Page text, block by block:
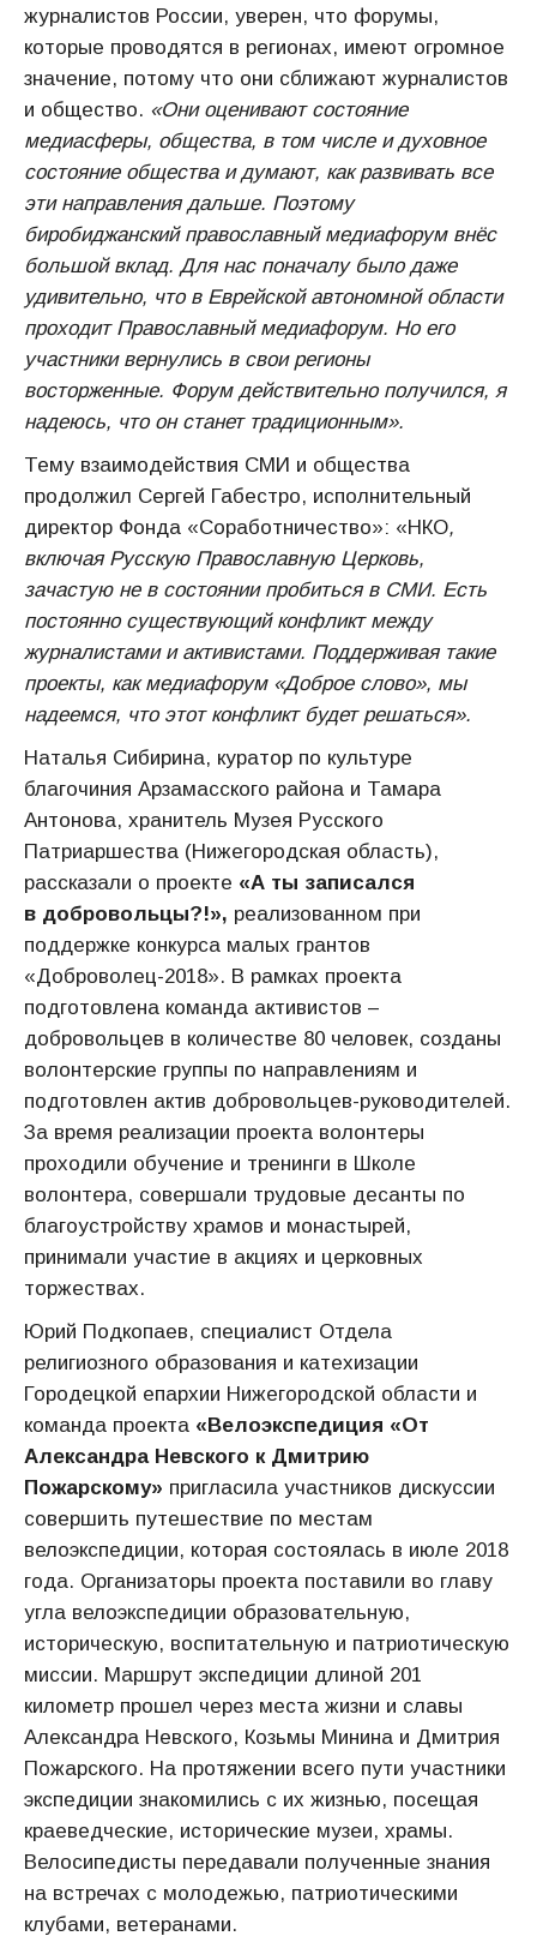
журналистов России, уверен, что форумы,
которые проводятся в регионах, имеют огромное
значение, потому что они сближают журналистов
и общество. «Они оценивают состояние
медиасферы, общества, в том числе и духовное
состояние общества и думают, как развивать все
эти направления дальше. Поэтому
биробиджанский православный медиафорум внёс
большой вклад. Для нас поначалу было даже
удивительно, что в Еврейской автономной области
проходит Православный медиафорум. Но его
участники вернулись в свои регионы
восторженные. Форум действительно получился, я
надеюсь, что он станет традиционным».
Тему взаимодействия СМИ и общества
продолжил Сергей Габестро, исполнительный
директор Фонда «Соработничество»: «НКО,
включая Русскую Православную Церковь,
зачастую не в состоянии пробиться в СМИ. Есть
постоянно существующий конфликт между
журналистами и активистами. Поддерживая такие
проекты, как медиафорум «Доброе слово», мы
надеемся, что этот конфликт будет решаться».
Наталья Сибирина, куратор по культуре
благочиния Арзамасского района и Тамара
Антонова, хранитель Музея Русского
Патриаршества (Нижегородская область),
рассказали о проекте «А ты записался
в добровольцы?!», реализованном при
поддержке конкурса малых грантов
«Доброволец-2018». В рамках проекта
подготовлена команда активистов –
добровольцев в количестве 80 человек, созданы
волонтерские группы по направлениям и
подготовлен актив добровольцев-руководителей.
За время реализации проекта волонтеры
проходили обучение и тренинги в Школе
волонтера, совершали трудовые десанты по
благоустройству храмов и монастырей,
принимали участие в акциях и церковных
торжествах.
Юрий Подкопаев, специалист Отдела
религиозного образования и катехизации
Городецкой епархии Нижегородской области и
команда проекта «Велоэкспедиция «От
Александра Невского к Дмитрию
Пожарскому» пригласила участников дискуссии
совершить путешествие по местам
велоэкспедиции, которая состоялась в июле 2018
года. Организаторы проекта поставили во главу
угла велоэкспедиции образовательную,
историческую, воспитательную и патриотическую
миссии. Маршрут экспедиции длиной 201
километр прошел через места жизни и славы
Александра Невского, Козьмы Минина и Дмитрия
Пожарского. На протяжении всего пути участники
экспедиции знакомились с их жизнью, посещая
краеведческие, исторические музеи, храмы.
Велосипедисты передавали полученные знания
на встречах с молодежью, патриотическими
клубами, ветеранами.